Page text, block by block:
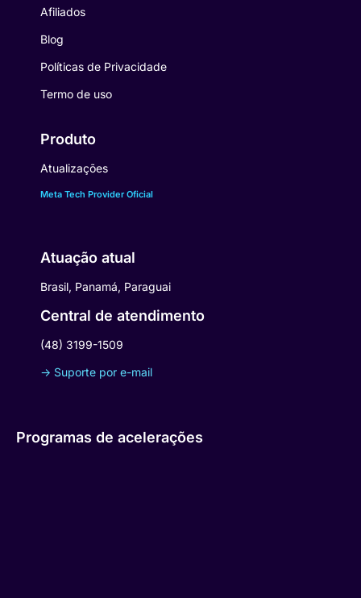
Afiliados
Blog
Políticas de Privacidade
Termo de uso
Produto
Atualizações
Meta Tech Provider Oficial
Atuação atual
Brasil, Panamá, Paraguai
Central de atendimento
(48) 3199-1509
-> Suporte por e-mail
Programas de acelerações